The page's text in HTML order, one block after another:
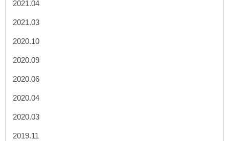
2021.04
2021.03
2020.10
2020.09
2020.06
2020.04
2020.03
2019.11